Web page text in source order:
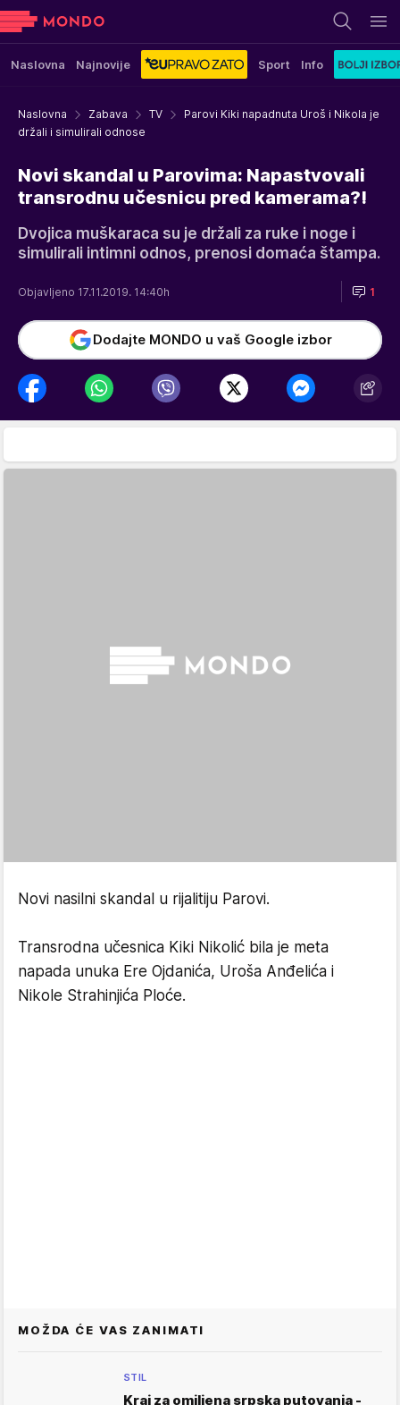
Naslovna Najnovije Sport Info
Naslovna Zabava TV
Parovi Kiki napadnuta Uroš i Nikola je
držali i simulirali odnose
Novi skandal u Parovima: Napastvovali
transrodnu učesnicu pred kamerama?!
Dvojica muškaraca su je držali za ruke i noge i
simulirali intimni odnos, prenosi domaća štampa.
Objavljeno 17.11.2019. 14:40h 1
Dodajte MONDO u vaš Google izbor
Novi nasilni skandal u rijalitiju Parovi.
Transrodna učesnica Kiki Nikolić bila je meta
napada unuka Ere Ojdanića, Uroša Anđelića i
Nikole Strahinjića Ploće.
MOŽDA ĆE VAS ZANIMATI
STIL
Kraj za omiljena srpska putovanja -